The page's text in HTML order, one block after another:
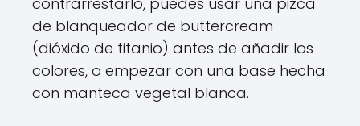
de blanqueador de buttercream
(dióxido de titanio) antes de añadir los
colores, o empezar con una base hecha
con manteca vegetal blanca.